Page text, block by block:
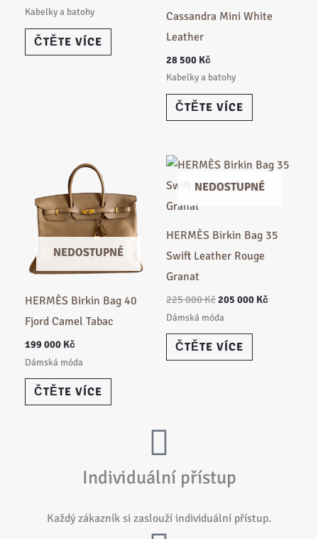
Kabelky a batohy
ČTĚTE VÍCE
Cassandra Mini White
Leather
28 500 Kč
Kabelky a batohy
ČTĚTE VÍCE
NEDOSTUPNÉ
HERMÈS Birkin Bag 40
Fjord Camel Tabac
199 000 Kč
Dámská móda
ČTĚTE VÍCE
NEDOSTUPNÉ
HERMÈS Birkin Bag 35
Swift Leather Rouge
Granat
225 000Kč
Původní
cena
byla:
205 000 Kč
Aktuální
cena
Dámská móda
ČTĚTE VÍCE
Individuální přístup
Každý zákazník si zaslouží individuální přístup.